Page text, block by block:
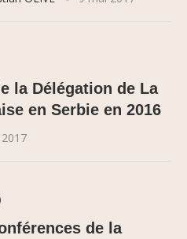
la Délégation de La
en Serbie en 2016
de la